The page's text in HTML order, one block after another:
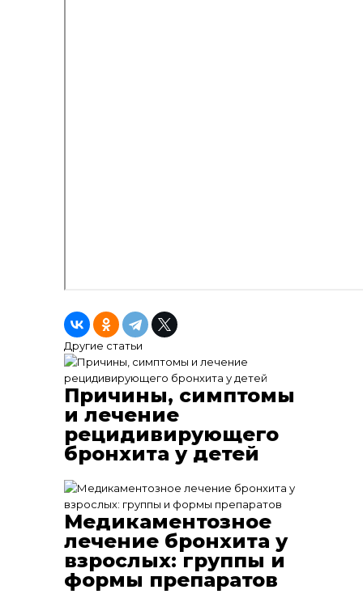
Другие статьи
Причины, симптомы
и лечение
рецидивирующего
бронхита у детей
Медикаментозное
лечение бронхита у
взрослых: группы и
формы препаратов